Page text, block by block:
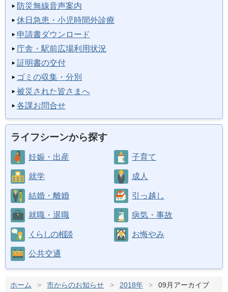
防災無線音声案内
休日急患・小児時間外診療
申請書ダウンロード
庁舎・駅前広場利用状況
証明書の交付
ゴミの収集・分別
被災された皆さまへ
各課お問合せ
ライフシーンから探す
妊娠・出産 子育て
就学 成人
結婚・離婚 引っ越し
就職・退職 病気・事故
くらしの相談 お悔やみ
公共交通
ホーム > 市からのお知らせ > 2018年 > 09月アーカイブ